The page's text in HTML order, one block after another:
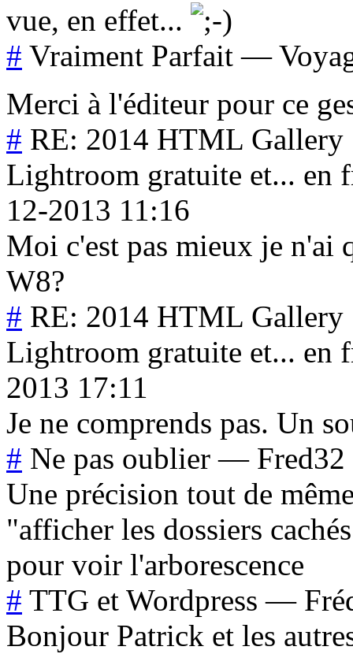
vue, en effet...
# Vraiment Parfait —
Merci à l'éditeur pour ce
# RE: 2014 HTML Gallery
Lightroom gratuite et... en
12-2013 11:16
Moi c'est pas mieux je n'ai
W8?
# RE: 2014 HTML Gallery
Lightroom gratuite et... en
2013 17:11
Je ne comprends pas. Un
# Ne pas oublier — Fred32
Une précision tout de
"afficher les dossiers
pour voir l'arborescence
# TTG et Wordpress —
Bonjour Patrick et les